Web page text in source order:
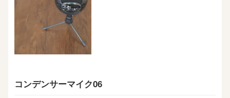
コンデンサーマイク06